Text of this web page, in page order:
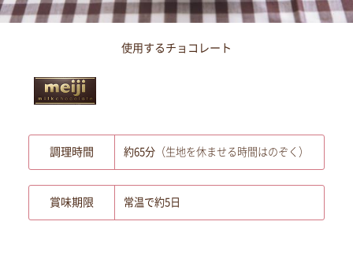
使用するチョコレート
調理時間 約65分 （生地を休ませる時間はのぞく）
賞味期限 常温で約5日